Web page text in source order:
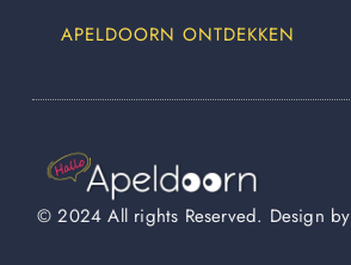
APELDOORN ONTDEKKEN
© 2024 All rights Reserved. Design by